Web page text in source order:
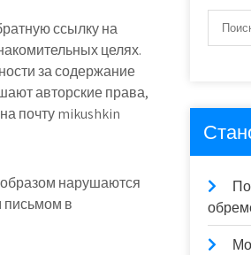
ссылку на
целях.
за содержание
авторские права,
на почту mikushkin
нарушаются
письмом в